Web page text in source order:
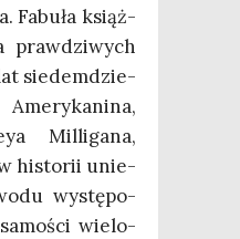
Fabu­ła książ­
sie­dem­dzie­
Mil­li­ga­na,
histo­rii unie­
wystę­po­
wie­lo­